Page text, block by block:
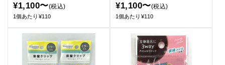
¥1,100〜(税込)
1個あたり¥110
¥1,100〜(税込)
1個あたり¥110